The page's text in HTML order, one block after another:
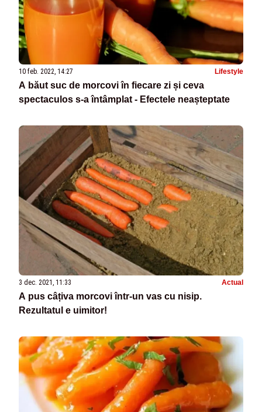
10 feb. 2022, 14:27 Lifestyle
A băut suc de morcovi în fiecare zi și ceva
spectaculos s-a întâmplat - Efectele neașteptate
3 dec. 2021, 11:33 Actual
A pus câțiva morcovi într-un vas cu nisip.
Rezultatul e uimitor!